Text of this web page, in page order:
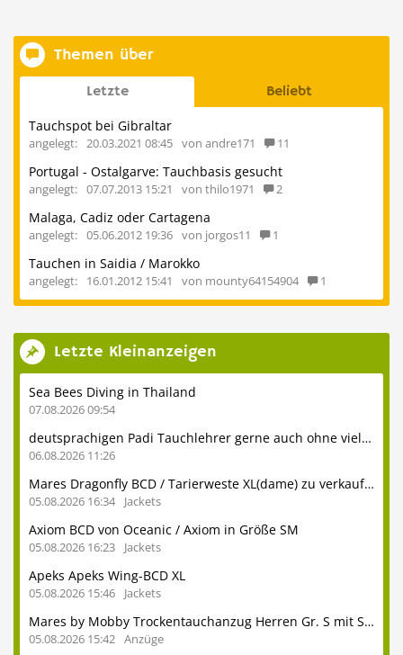
Themen über
Letzte Beliebt
Tauchspot bei Gibraltar
angelegt: 20.03.2021 08:45 von andre171 11
Portugal - Ostalgarve: Tauchbasis gesucht
angelegt: 07.07.2013 15:21 von thilo1971 2
Malaga, Cadiz oder Cartagena
angelegt: 05.06.2012 19:36 von jorgos11 1
Tauchen in Saidia / Marokko
angelegt: 16.01.2012 15:41 von mounty64154904 1
Letzte Kleinanzeigen
Sea Bees Diving in Thailand
07.08.2026 09:54
deutsprachigen Padi Tauchlehrer gerne auch ohne viel Erfahrung
06.08.2026 11:26
Mares Dragonfly BCD / Tarierweste XL(dame) zu verkaufen
05.08.2026 16:34 Jackets
Axiom BCD von Oceanic / Axiom in Größe SM
05.08.2026 16:23 Jackets
Apeks Apeks Wing-BCD XL
05.08.2026 15:46 Jackets
Mares by Mobby Trockentauchanzug Herren Gr. S mit Stiefeln 41
05.08.2026 15:42 Anzüge